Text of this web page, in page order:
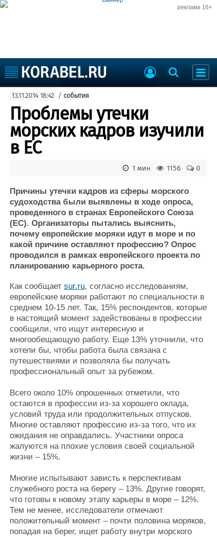
реклама 16+
Судоходство
Судоремонт
События
Пресс-релизы
Порты
Рыболовство
ВМФ
Судостроение
Пульс
Новости
Компании
Репутация
Работа
Крюинг
Реклама
Торговая площадка
Доска объявлений
Продажа флота
Изделия
Материалы
Услуги
Конференции
Выставки и семинары
Личности
Словарь
Флот
Галерея флота
Форум
Отзывы
Все службы
13.11.2014 18:42 / события
Проблемы утечки
морских кадров изучили
в ЕС
0
1156
1 мин
Причины утечки кадров из сферы морского
судоходства были выявлены в ходе опроса,
проведенного в странах Европейского Союза
(ЕС). Организаторы пытались выяснить,
почему европейские моряки идут в море и по
какой причине оставляют профессию? Опрос
проводился в рамках европейского проекта по
планированию карьерного роста.
Как сообщает sur.ru, согласно исследованиям,
европейские моряки работают по специальности в
среднем 10-15 лет. Так, 15% респондентов, которые
в настоящий момент задействованы в профессии
сообщили, что ищут интересную и
многообещающую работу. Еще 13% уточнили, что
хотели бы, чтобы работа была связана с
путешествиями и позволяла бы получать
профессиональный опыт за рубежом.
Всего около 10% опрошенных отметили, что
остаются в профессии из-за хорошего оклада,
условий труда или продолжительных отпусков.
Многие оставляют профессию из-за того, что их
ожидания не оправдались. Участники опроса
жалуются на плохие условия своей социальной
жизни – 15%.
Многие испытывают зависть к перспективам
служебного роста на берегу – 13%. Другие говорят,
что готовы к новому этапу карьеры в море – 12%.
Тем не менее, исследователи отмечают
положительный момент – почти половина моряков,
попадая на берег, ищет работу внутри морского